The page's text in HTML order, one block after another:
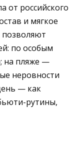
от российского
и мягкое
позволяют
по особым
на пляже —
неровности
— как
рутины,